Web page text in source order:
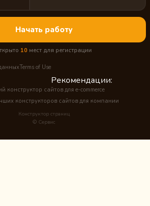
Начать работу
10 мест для регистрации
Terms of Use
Рекомендации:
конструктор сайтов для e-commerce
конструкторов сайтов для компании
Конструктор страниц
© Сервис